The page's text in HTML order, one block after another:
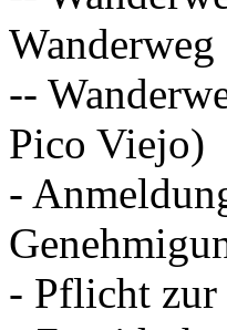
--
Pico Viejo)
-
- Pflicht zur